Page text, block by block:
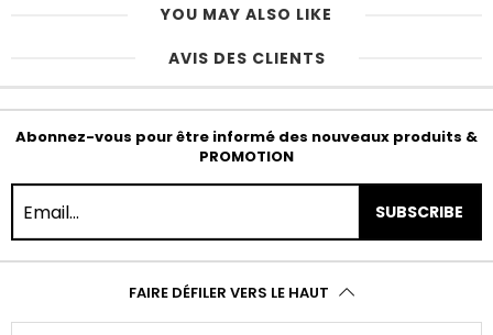
YOU MAY ALSO LIKE
AVIS DES CLIENTS
Abonnez-vous pour être informé des nouveaux produits &
PROMOTION
SUBSCRIBE
FAIRE DÉFILER VERS LE HAUT